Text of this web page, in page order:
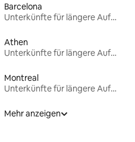
Barcelona
Unterkünfte für längere Aufenthalte
Athen
Unterkünfte für längere Aufenthalte
Montreal
Unterkünfte für längere Aufenthalte
Mehr anzeigen